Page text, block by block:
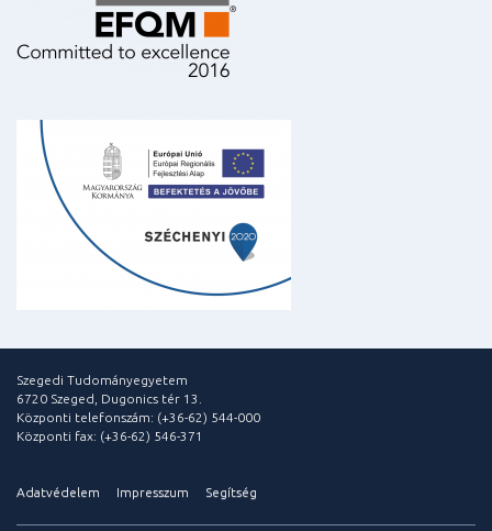
Szegedi Tudományegyetem
6720 Szeged, Dugonics tér 13.
Központi telefonszám: (+36-62) 544-000
Központi fax: (+36-62) 546-371
Adatvédelem Impresszum Segítség